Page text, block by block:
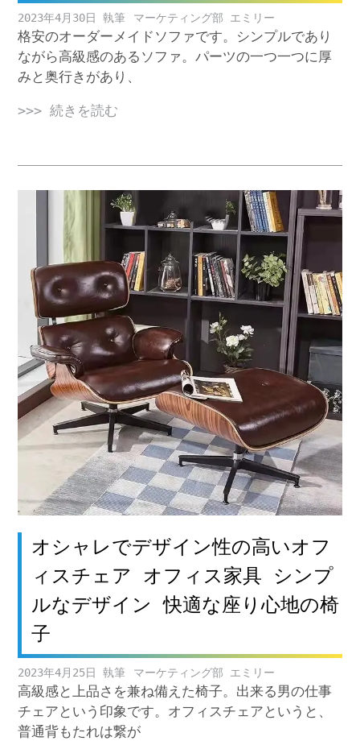
2023年4月30日 マーケティング部 エミリー
格安のオーダーメイドソファです。シンプルであり
ながら高級感のあるソファ。パーツの一つ一つに厚
みと奥行きがあり、
>>> 続きを読む
オシャレでデザイン性の高いオフ
ィスチェア オフィス家具 シンプ
ルなデザイン 快適な座り心地の椅
子
2023年4月25日 マーケティング部 エミリー
高級感と上品さを兼ね備えた椅子。出来る男の仕事
チェアという印象です。オフィスチェアというと、
普通背もたれは繋が